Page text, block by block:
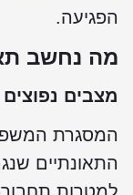
נחשב
נפוצים